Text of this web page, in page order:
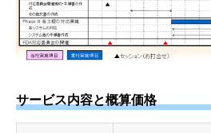
サービス内容と概算価格